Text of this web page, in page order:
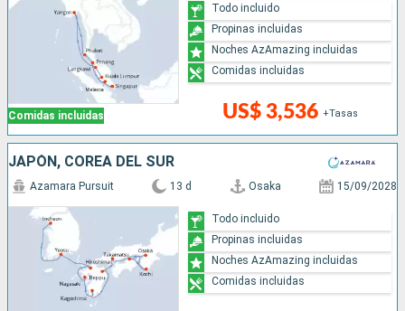
Comidas incluidas US$ 3,536 +Tasas
Todo incluido
Propinas incluidas
Noches AzAmazing incluidas
Comidas incluidas
JAPÓN, COREA DEL SUR
Azamara Pursuit 13 d Osaka 15/09/2028
Todo incluido
Propinas incluidas
Noches AzAmazing incluidas
Comidas incluidas